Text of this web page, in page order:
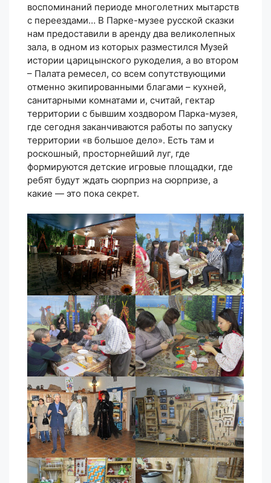
воспоминаний периоде многолетних мытарств
с переездами… В Парке-музее русской сказки
нам предоставили в аренду два великолепных
зала, в одном из которых разместился Музей
истории царицынского рукоделия, а во втором
– Палата ремесел, со всем сопутствующими
отменно экипированными благами – кухней,
санитарными комнатами и, считай, гектар
территории с бывшим хоздвором Парка-музея,
где сегодня заканчиваются работы по запуску
территории «в большое дело». Есть там и
роскошный, просторнейший луг, где
формируются детские игровые площадки, где
ребят будут ждать сюрприз на сюрпризе, а
какие — это пока секрет.